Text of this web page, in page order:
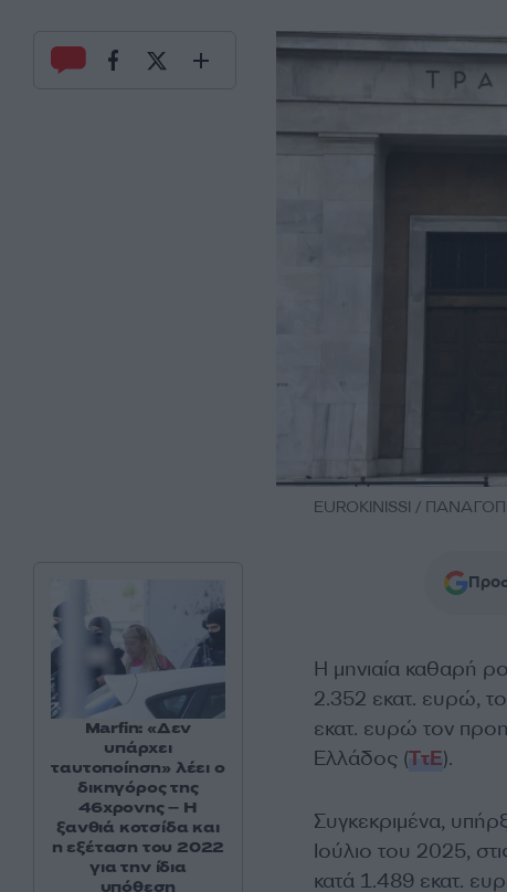
EUROKINISSI /
H μηνιαία καθαρή
2.352 εκατ. ευρώ,
εκατ. ευρώ τον
Ελλάδος (ΤτΕ).
Συγκεκριμένα,
Ιούλιο του 2025,
κατά 1.489 εκατ.
Marfin: «Δεν
υπάρχει
ταυτοποίηση» λέει ο
δικηγόρος της
46χρονης – Η
ξανθιά κοτσίδα και
η εξέταση του 2022
για την ίδια
υπόθεση